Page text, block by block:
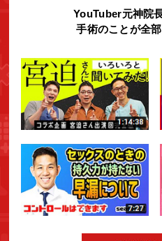
YouTuber元神院
手術のことが全